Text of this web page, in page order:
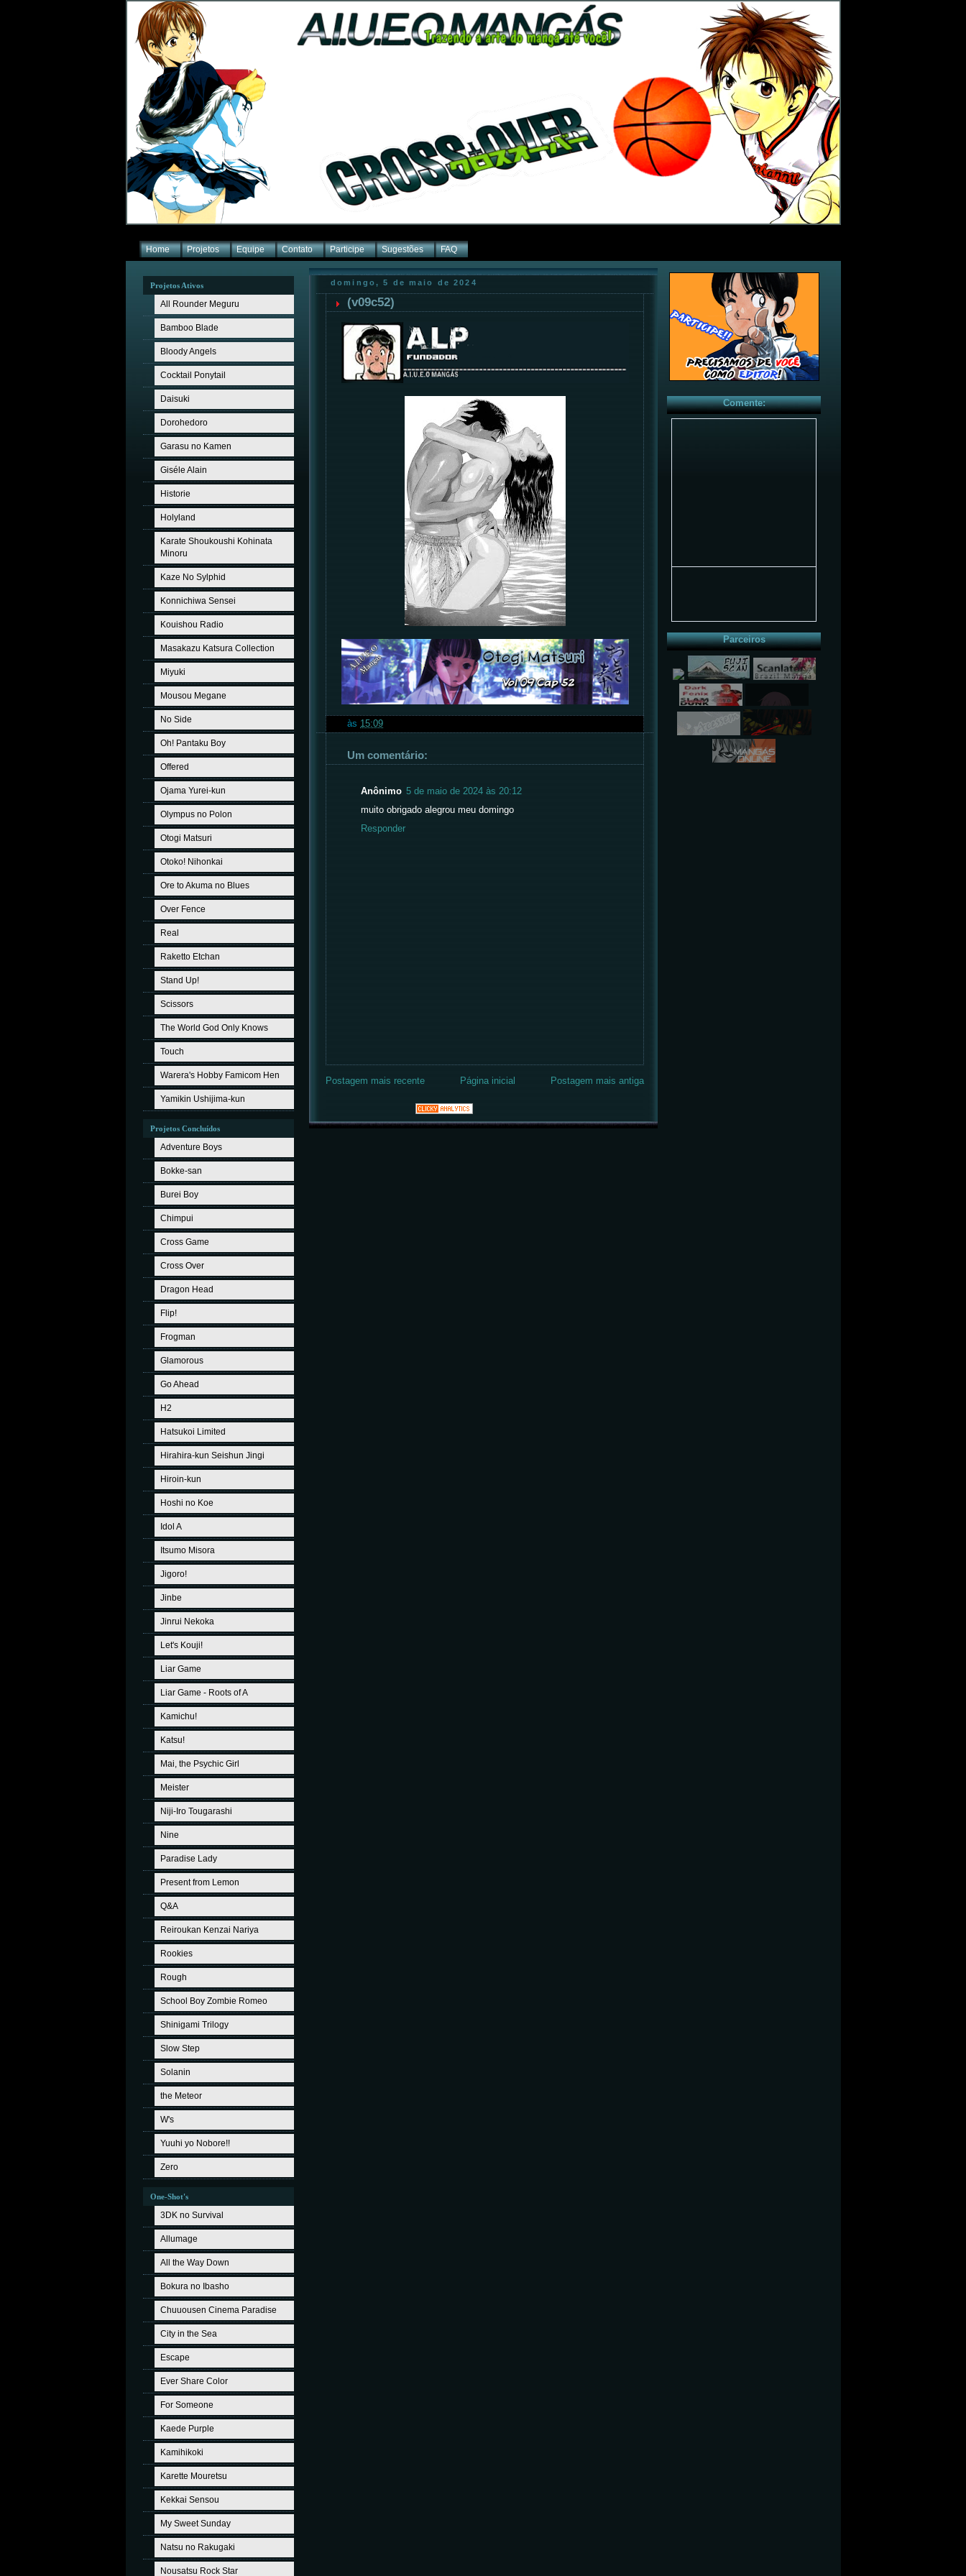
Home Projetos Equipe Contato Participe Sugestões FAQ
Projetos Ativos
All Rounder Meguru
Bamboo Blade
Bloody Angels
Cocktail Ponytail
Daisuki
Dorohedoro
Garasu no Kamen
Giséle Alain
Historie
Holyland
Karate Shoukoushi Kohinata
Minoru
Kaze No Sylphid
Konnichiwa Sensei
Kouishou Radio
Masakazu Katsura Collection
Miyuki
Mousou Megane
No Side
Oh! Pantaku Boy
Offered
Ojama Yurei-kun
Olympus no Polon
Otogi Matsuri
Otoko! Nihonkai
Ore to Akuma no Blues
Over Fence
Real
Raketto Etchan
Stand Up!
Scissors
The World God Only Knows
Touch
Warera's Hobby Famicom Hen
Yamikin Ushijima-kun
Projetos Concluídos
Adventure Boys
Bokke-san
Burei Boy
Chimpui
Cross Game
Cross Over
Dragon Head
Flip!
Frogman
Glamorous
Go Ahead
H2
Hatsukoi Limited
Hirahira-kun Seishun Jingi
Hiroin-kun
Hoshi no Koe
Idol A
Itsumo Misora
Jigoro!
Jinbe
Jinrui Nekoka
Let's Kouji!
Liar Game
Liar Game - Roots of A
Kamichu!
Katsu!
Mai, the Psychic Girl
Meister
Niji-Iro Tougarashi
Nine
Paradise Lady
Present from Lemon
Q&A
Reiroukan Kenzai Nariya
Rookies
Rough
School Boy Zombie Romeo
Shinigami Trilogy
Slow Step
Solanin
the Meteor
W's
Yuuhi yo Nobore!!
Zero
One-Shot's
3DK no Survival
Allumage
All the Way Down
Bokura no Ibasho
Chuuousen Cinema Paradise
City in the Sea
Escape
Ever Share Color
For Someone
Kaede Purple
Kamihikoki
Karette Mouretsu
Kekkai Sensou
My Sweet Sunday
Natsu no Rakugaki
Nousatsu Rock Star
domingo, 5 de maio de 2024
(v09c52)
às 15:09
Um comentário:
Anônimo 5 de maio de 2024 às 20:12
muito obrigado alegrou meu domingo
Responder
Postagem mais recente Postagem mais antiga
Página inicial
Comente:
Parceiros